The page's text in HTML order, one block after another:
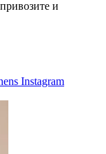
и